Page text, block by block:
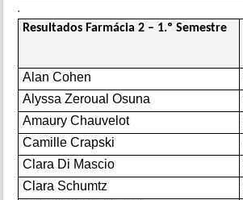
.
Resultados Farmácia 2 – 1.º Semestre
Alan Cohen
Alyssa Zeroual Osuna
Amaury Chauvelot
Camille Crapski
Clara Di Mascio
Clara Schumtz